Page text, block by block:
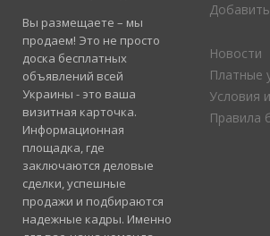
Вы размещаете – мы
продаем! Это не просто
доска бесплатных
объявлений всей
Украины - это ваша
визитная карточка.
Информационная
площадка, где
заключаются деловые
сделки, успешные
продажи и подбираются
надежные кадры. Именно
Новости
Платные
Условия
Правила